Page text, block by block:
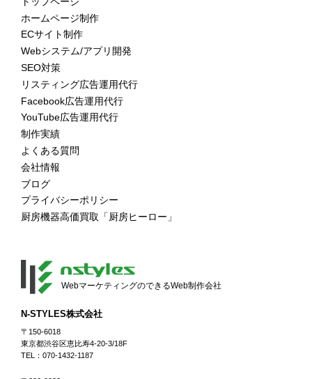
ホームページ制作
ECサイト制作
Webシステム/アプリ開発
SEO対策
リスティング広告運用代行
Facebook広告運用代行
YouTube広告運用代行
制作実績
よくある質問
会社情報
ブログ
プライバシーポリシー
厨房機器高価買取「厨房ヒーロー」
WebマーケティングのできるWeb制作会社
N-STYLES株式会社
〒150-6018
東京都渋谷区恵比寿4-20-3/18F
TEL：070-1432-1187